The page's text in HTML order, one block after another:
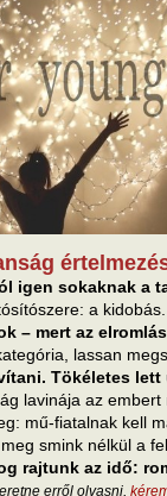
igen sokaknak a
a kidobás.
– mert az
lassan
Tökéletes
lavinája az
mű-fiatalnak kell
smink nélkül a
rajtunk az idő:
erről olvasni,